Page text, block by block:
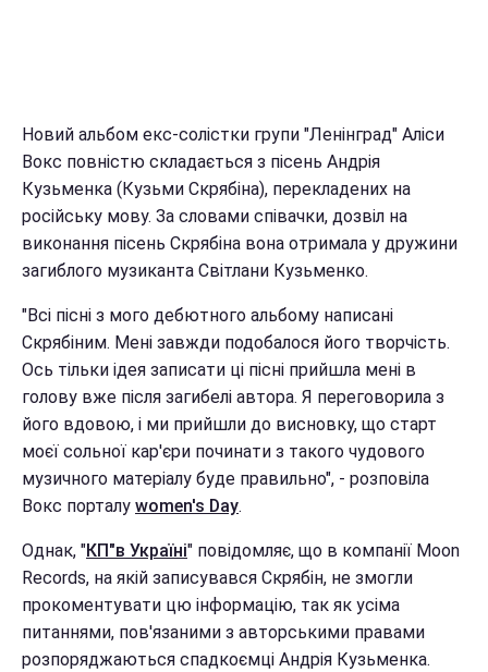
Новий альбом екс-солістки групи "Ленінград" Аліси
Вокс повністю складається з пісень Андрія
Кузьменка (Кузьми Скрябіна), перекладених на
російську мову. За словами співачки, дозвіл на
виконання пісень Скрябіна вона отримала у дружини
загиблого музиканта Світлани Кузьменко.
"Всі пісні з мого дебютного альбому написані
Скрябіним. Мені завжди подобалося його творчість.
Ось тільки ідея записати ці пісні прийшла мені в
голову вже після загибелі автора. Я переговорила з
його вдовою, і ми прийшли до висновку, що старт
моєї сольної кар'єри починати з такого чудового
музичного матеріалу буде правильно", - розповіла
Вокс порталу women's Day.
Однак, "КП"в Україні" повідомляє, що в компанії Moon
Records, на якій записувався Скрябін, не змогли
прокоментувати цю інформацію, так як усіма
питаннями, пов'язаними з авторськими правами
розпоряджаються спадкоємці Андрія Кузьменка.